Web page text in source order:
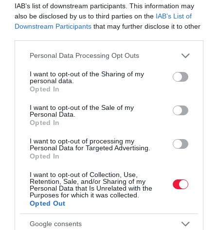
IAB’s list of downstream participants. This information may
also be disclosed by us to third parties on the IAB’s List of
Downstream Participants that may further disclose it to other
Please note that this website/app uses one or more Google
not limited to your visit or usage behaviour. You may click to
grant or deny consent to Google and its third-party tags to
use your data for below specified purposes in below Google
consent section.
Personal Data Processing Opt Outs
I want to opt-out of the Sharing of my
personal data.
Opted In
I want to opt-out of the Sale of my
Personal Data.
Opted In
I want to opt-out of processing my
Personal Data for Targeted Advertising.
Opted In
I want to opt-out of Collection, Use,
Retention, Sale, and/or Sharing of my
Personal Data that Is Unrelated with the
Purposes for which it was collected.
Opted Out
Google consents
Nagyban csaltak a budapesti Nagybanin, lebuktak
Három szervezett bűnözői csoport által kiépített számlázási láncot
leplezett le a Nemzeti Adó- és Vámhivatal bűnügyi igazgatósága,
a Budapesti Nagybani Piacon tevékenykedő elkövetők jelentős,